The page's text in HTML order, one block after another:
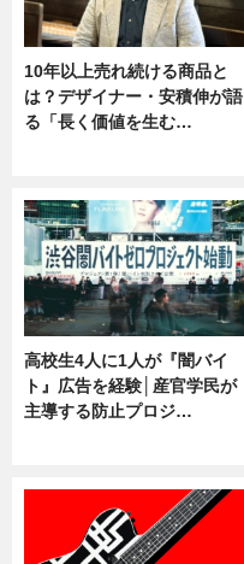
10年以上売れ続ける商品と
は？デザイナー・安積伸が語
る「長く価値を生む…
高校生4人に1人が『闇バイ
ト』広告を経験│産官学民が
主導する防止プロジ…